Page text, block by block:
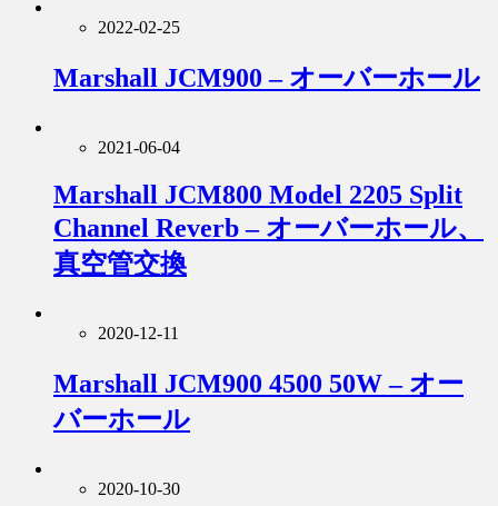
2022-02-25
Marshall JCM900 – オーバーホール
2021-06-04
Marshall JCM800 Model 2205 Split
Channel Reverb – オーバーホール、
真空管交換
2020-12-11
Marshall JCM900 4500 50W – オー
バーホール
2020-10-30